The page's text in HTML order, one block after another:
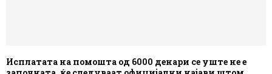
Исплатата на помошта од 6000 денари се уште не е